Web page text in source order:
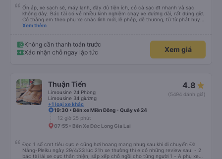
Ổn áp, xe sạch sẽ, máy lạnh, đầy đủ tiện ích, có cả sạc đt nhanh và sạc
không dây. Bác tài có vẻ nhiều kinh nghiệm chạy xe đường dài, rất đúng giờ.
Có thằng em theo phụ xe chắc lính mới, lễ phép, dễ thương, từ từ phát huy
nhé em trai. 😊
Xem thêm
Không cần thanh toán trước
Xác nhận chỗ ngay lập tức
Xem giá
Thuận Tiến
Limousine 24 Phòng
Limousine 34 giường
+1 loại xe khác
4.8
(5494 đánh giá)
19:30 • Bến xe Miền Đông - Quầy vé 24
12 giờ 25 phút
07:55 • Bến Xe Đức Long Gia Lai
Đọc 1 số cmt tiêu cực e cũng hơi hoang mang nhưg sau khi đi chuyến Đà
Nẵng-Pleiku ngày 29/4/23 lúc 21h xe thường thì e có những review sau: - 2
bác tài lái xe cực thân thiện, sắp xếp chỗ ngồi cho từng người 1 - A phụ xe